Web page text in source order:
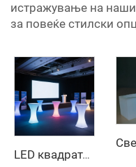
истражување на
за повеќе стилски
LED квадратен јаглен сто за кафе